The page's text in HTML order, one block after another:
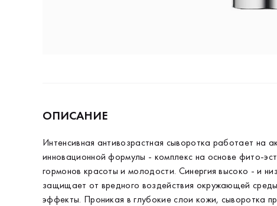
ОПИСАНИЕ
Интенсивная антивозрастная сыворотка работает на
инновационной формулы - комплекс на основе фито-
гормонов красоты и молодости. Синергия высоко - и
защищает от вредного воздействия окружающей
эффекты. Проникая в глубокие слои кожи, сыворотка